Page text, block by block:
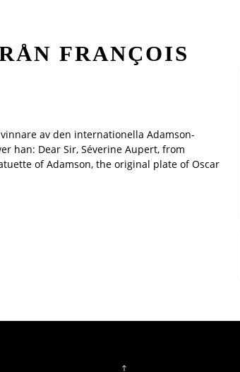
FRANÇOIS
av den internationella Adamson-
han: Dear Sir, Séverine Aupert, from
of Adamson, the original plate of Oscar
↑